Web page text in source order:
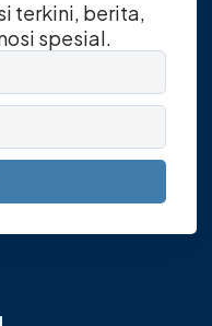
terkini, berita,
spesial.